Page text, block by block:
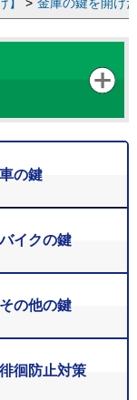
車の鍵
バイクの鍵
その他の鍵
徘徊防止対策